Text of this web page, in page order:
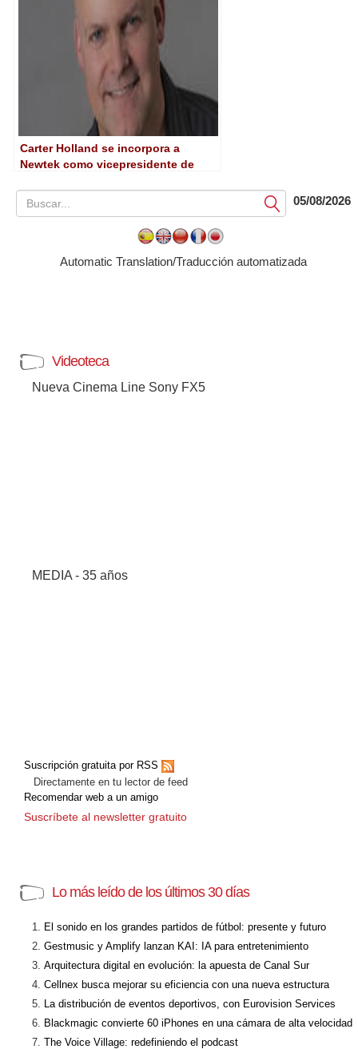
Carter Holland se incorpora a
Newtek como vicepresidente de
Submit05/08/2026
Automatic Translation/Traducción automatizada
Videoteca
Nueva Cinema Line Sony FX5
MEDIA - 35 años
Suscripción gratuita por RSS
Directamente en tu lector de feed
Recomendar web a un amigo
Suscríbete al newsletter gratuito
Lo más leído de los últimos 30 días
El sonido en los grandes partidos de fútbol: presente y futuro
Gestmusic y Amplify lanzan KAI: IA para entretenimiento
Arquitectura digital en evolución: la apuesta de Canal Sur
Cellnex busca mejorar su eficiencia con una nueva estructura
La distribución de eventos deportivos, con Eurovision Services
Blackmagic convierte 60 iPhones en una cámara de alta velocidad
The Voice Village: redefiniendo el podcast